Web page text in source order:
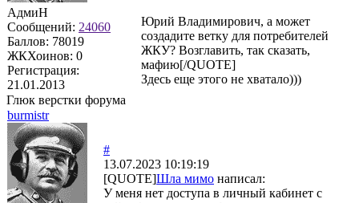
АдмиН
Сообщений: 24060
Баллов: 78019
ЖКХоинов: 0
Регистрация:
21.01.2013
Юрий Владимирович, а может
создадите ветку для потребителей
ЖКУ? Возглавить, так сказать,
мафию[/QUOTE]
Здесь еще этого не хватало)))
Глюк верстки форума
burmistr
#
13.07.2023 10:19:19
[QUOTE]Шла мимо написал:
У меня нет доступа в личный кабинет с